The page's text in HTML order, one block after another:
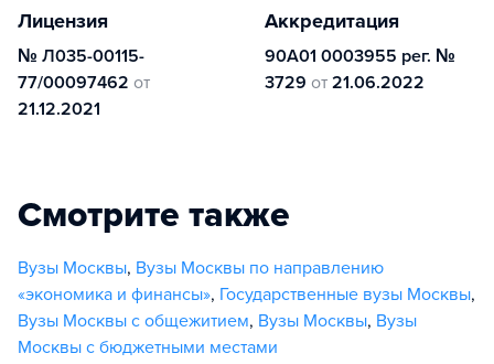
Лицензия
№ Л035-00115-
77/00097462 от
21.12.2021
Аккредитация
90А01 0003955 рег. №
3729 от 21.06.2022
Смотрите также
Вузы Москвы, Вузы Москвы по направлению
«экономика и финансы», Государственные вузы Москвы,
Вузы Москвы с общежитием, Вузы Москвы, Вузы
Москвы с бюджетными местами